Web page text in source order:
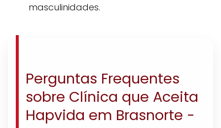
masculinidades.
Perguntas Frequentes
sobre Clínica que Aceita
Hapvida em Brasnorte -